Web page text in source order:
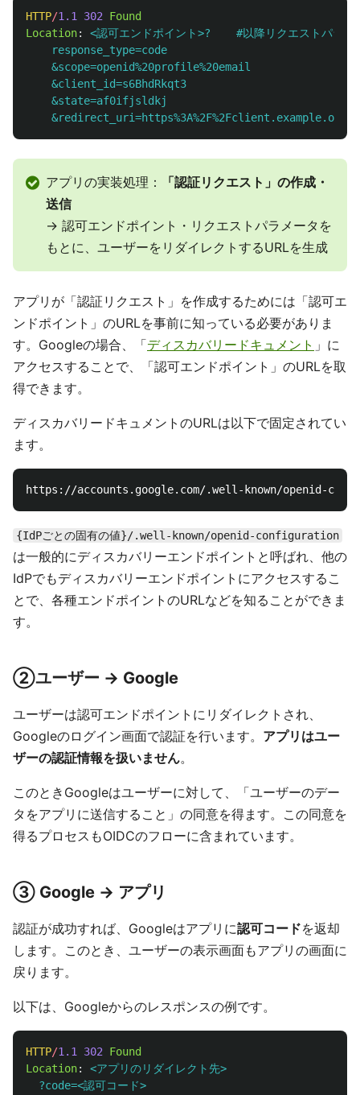
HTTP/1.1 302
Found
Location:
<認可エンドポイント>?    #以降リクエストパラメ
    response_type=code
    &scope=openid%20profile%20email
    &client_id=s6BhdRkqt3
    &state=af0ifjsldkj
アプリの実装処理：
「認証リクエスト」の作成・
送信
→ 認可エンドポイント・リクエストパラメータを
もとに、ユーザーをリダイレクトするURLを生成
アプリが「認証リクエスト」を作成するためには「認可エ
ンドポイント」のURLを事前に知っている必要がありま
す。Googleの場合、「ディスカバリードキュメント 」に
アクセスすることで、「認可エンドポイント」のURLを取
得できます。
ディスカバリードキュメントのURLは以下で固定されてい
ます。
{IdPごとの固有の値}/.well-known/openid-configuration
は一般的にディスカバリーエンドポイントと呼ばれ、他の
IdPでもディスカバリーエンドポイントにアクセスするこ
とで、各種エンドポイントのURLなどを知ることができま
す。
②ユーザー → Google
ユーザーは認可エンドポイントにリダイレクトされ、
Googleのログイン画面で認証を行います。 アプリはユー
ザーの認証情報を扱いません。
このときGoogleはユーザーに対して、「ユーザーのデー
タをアプリに送信すること」の同意を得ます。この同意を
得るプロセスもOIDCのフローに含まれています。
③ Google → アプリ
認証が成功すれば、Googleはアプリに認可コードを返却
します。このとき、ユーザーの表示画面もアプリの画面に
戻ります。
以下は、Googleからのレスポンスの例です。
HTTP/1.1 302
Found
Location:
<アプリのリダイレクト先>
  ?code=<認可コード>